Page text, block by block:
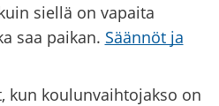
siellä on vapaita
saa paikan. Säännöt ja
kun koulunvaihtojakso on